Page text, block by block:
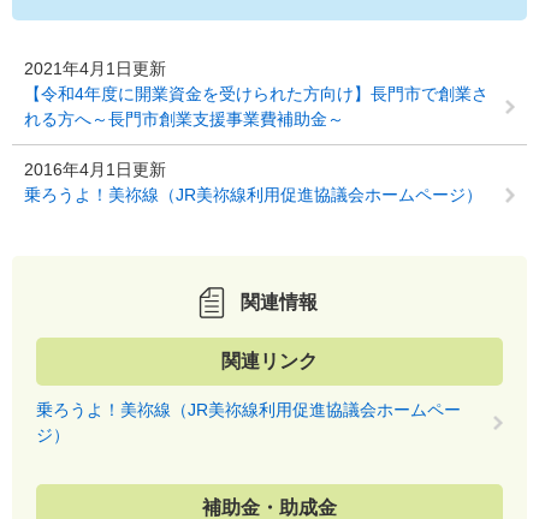
2021年4月1日更新
【令和4年度に開業資金を受けられた方向け】長門市で創業さ
れる方へ～長門市創業支援事業費補助金～
2016年4月1日更新
乗ろうよ！美祢線（JR美祢線利用促進協議会ホームページ）
関連情報
関連リンク
乗ろうよ！美祢線（JR美祢線利用促進協議会ホームペー
ジ）
補助金・助成金